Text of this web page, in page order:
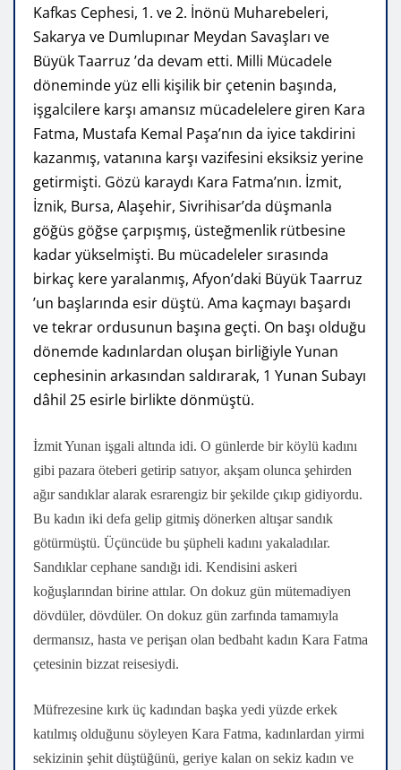
Kafkas Cephesi, 1. ve 2. İnönü Muharebeleri,
Sakarya ve Dumlupınar Meydan Savaşları ve
Büyük Taarruz ’da devam etti. Milli Mücadele
döneminde yüz elli kişilik bir çetenin başında,
işgalcilere karşı amansız mücadelelere giren Kara
Fatma, Mustafa Kemal Paşa’nın da iyice takdirini
kazanmış, vatanına karşı vazifesini eksiksiz yerine
getirmişti. Gözü karaydı Kara Fatma’nın. İzmit,
İznik, Bursa, Alaşehir, Sivrihisar’da düşmanla
göğüs göğse çarpışmış, üsteğmenlik rütbesine
kadar yükselmişti. Bu mücadeleler sırasında
birkaç kere yaralanmış, Afyon’daki Büyük Taarruz
’un başlarında esir düştü. Ama kaçmayı başardı
ve tekrar ordusunun başına geçti. On başı olduğu
dönemde kadınlardan oluşan birliğiyle Yunan
cephesinin arkasından saldırarak, 1 Yunan Subayı
dâhil 25 esirle birlikte dönmüştü.
İzmit Yunan işgali altında idi. O günlerde bir köylü kadını
gibi pazara öteberi getirip satıyor, akşam olunca şehirden
ağır sandıklar alarak esrarengiz bir şekilde çıkıp gidiyordu.
Bu kadın iki defa gelip gitmiş dönerken altışar sandık
götürmüştü. Üçüncüde bu şüpheli kadını yakaladılar.
Sandıklar cephane sandığı idi. Kendisini askeri
koğuşlarından birine attılar. On dokuz gün mütemadiyen
dövdüler, dövdüler. On dokuz gün zarfında tamamıyla
dermansız, hasta ve perişan olan bedbaht kadın Kara Fatma
çetesinin bizzat reisesiydi.
Müfrezesine kırk üç kadından başka yedi yüzde erkek
katılmış olduğunu söyleyen Kara Fatma, kadınlardan yirmi
sekizinin şehit düştüğünü, geriye kalan on sekiz kadın ve